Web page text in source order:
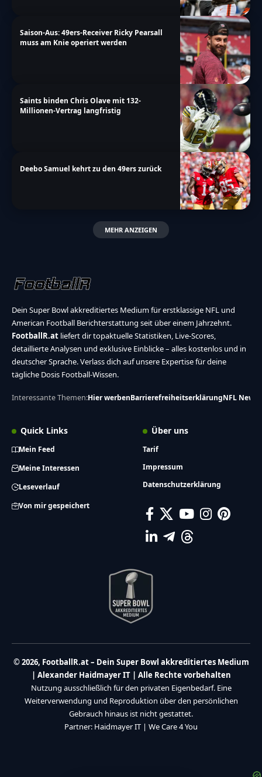
Saison-Aus: 49ers-Receiver Ricky Pearsall
muss am Knie operiert werden
Saints binden Chris Olave mit 132-
Millionen-Vertrag langfristig
Deebo Samuel kehrt zu den 49ers zurück
MEHR ANZEIGEN
Dein Super Bowl akkreditiertes Medium für erstklassige NFL und
American Football Berichterstattung seit über einem Jahrzehnt.
FootballR.at liefert dir topaktuelle Statistiken, Live-Scores,
detaillierte Analysen und exklusive Einblicke – alles kostenlos und in
deutscher Sprache. Verlass dich auf unsere Expertise für deine
tägliche Dosis Football-Wissen.
Interessante Themen:Hier werbenBarrierefreiheitserklärungNFL News
Quick Links
Mein Feed
Meine Interessen
Leseverlauf
Von mir gespeichert
Über uns
Tarif
Impressum
Datenschutzerklärung
© 2026, FootballR.at – Dein Super Bowl akkreditiertes Medium
| Alexander Haidmayer IT | Alle Rechte vorbehalten
Nutzung ausschließlich für den privaten Eigenbedarf. Eine
Weiterverwendung und Reproduktion über den persönlichen
Gebrauch hinaus ist nicht gestattet.
Partner: Haidmayer IT | We Care 4 You